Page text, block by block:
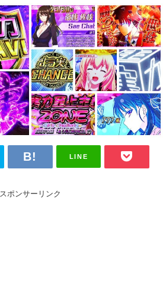
LINE
スポンサーリンク